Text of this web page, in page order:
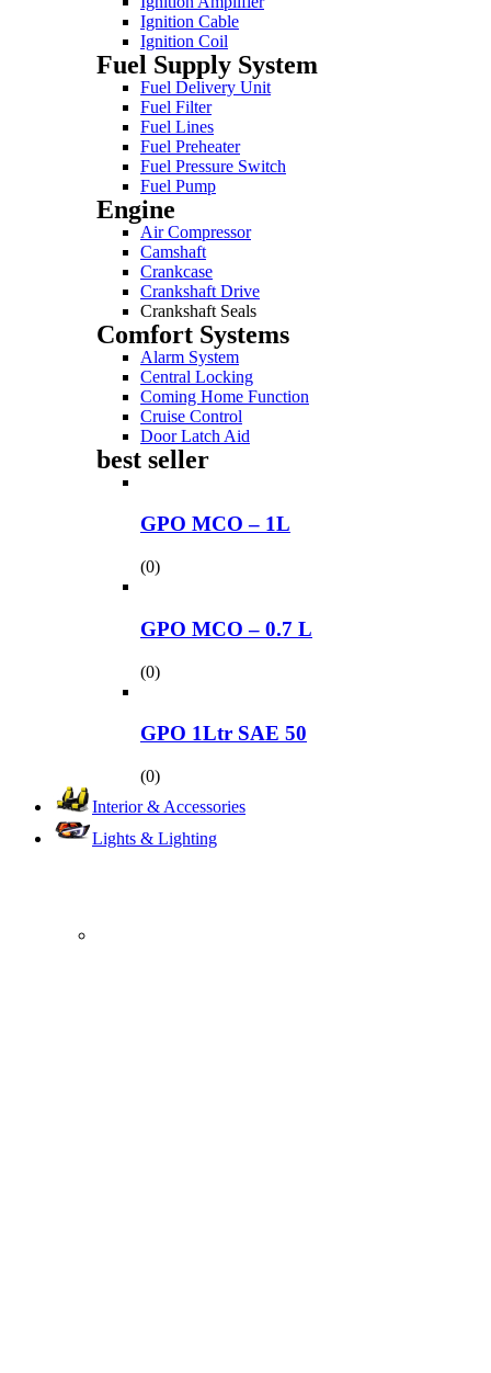
Ignition Cable
Ignition Coil
Fuel Supply System
Fuel Delivery Unit
Fuel Filter
Fuel Lines
Fuel Preheater
Fuel Pressure Switch
Fuel Pump
Engine
Air Compressor
Camshaft
Crankcase
Crankshaft Drive
Crankshaft Seals
Comfort Systems
Alarm System
Central Locking
Coming Home Function
Cruise Control
Door Latch Aid
best seller
GPO MCO – 1L
(0)
GPO MCO – 0.7 L
(0)
GPO 1Ltr SAE 50
(0)
Interior & Accessories
Lights & Lighting